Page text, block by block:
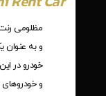
و به عنوان
خودرو در
و